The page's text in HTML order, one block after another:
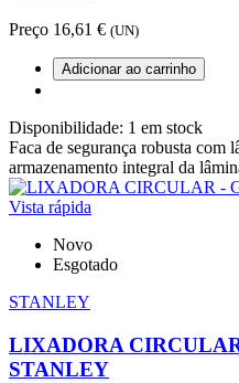
Preço 16,61 € (UN)
Adicionar ao carrinho
Disponibilidade: 1 em stock
Faca de segurança robusta com
armazenamento integral da
Vista rápida
Novo
Esgotado
STANLEY
LIXADORA
STANLEY